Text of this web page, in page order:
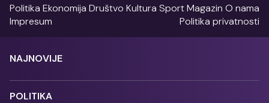
Politika Ekonomija Društvo Kultura SportMagazin O nama
Impresum
Politika privatnosti
NAJNOVIJE
POLITIKA